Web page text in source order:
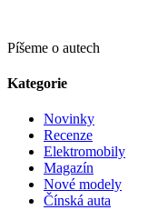
Píšeme o autech
Kategorie
Novinky
Recenze
Elektromobily
Magazín
Nové modely
Čínská auta